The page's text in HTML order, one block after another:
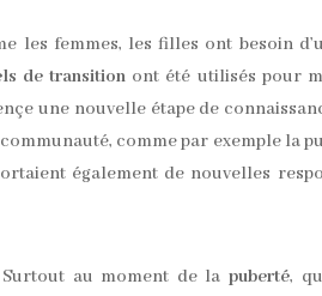
femmes, les filles ont besoin
de transition ont été utilisés pour
une nouvelle étape de
comme par exemple la
également de nouvelles
Surtout au moment de lapuberté,